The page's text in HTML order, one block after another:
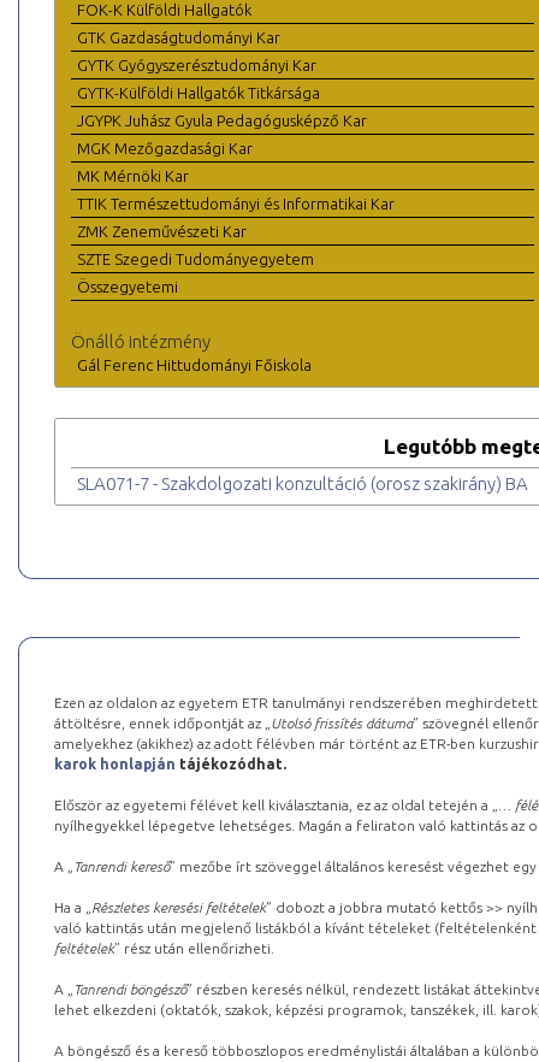
FOK-K Külföldi Hallgatók
GTK Gazdaságtudományi Kar
GYTK Gyógyszerésztudományi Kar
GYTK-Külföldi Hallgatók Titkársága
JGYPK Juhász Gyula Pedagógusképző Kar
MGK Mezőgazdasági Kar
MK Mérnöki Kar
TTIK Természettudományi és Informatikai Kar
ZMK Zeneművészeti Kar
SZTE Szegedi Tudományegyetem
Összegyetemi
Önálló intézmény
Gál Ferenc Hittudományi Főiskola
Legutóbb
SLA071-7 - Szakdolgozati konzultáció (orosz szakirány) BA
Ezen az oldalon az egyetem ETR tanulmányi rendszerében
áttöltésre, ennek időpontját az „ Utolsó frissítés dátuma” szövegnél
amelyekhez (akikhez) az adott félévben már történt az ETR-ben
karok honlapján tájékozódhat.
Először az egyetemi félévet kell kiválasztania, ez az oldal tetején a „
…
nyílhegyekkel lépegetve lehetséges. Magán a feliraton való kattintás az
A „ Tanrendi kereső” mezőbe írt szöveggel általános keresést végezhet
Ha a „ Részletes keresési feltételek” dobozt a jobbra mutató kettős >>
való kattintás után megjelenő listákból a kívánt tételeket (feltételenként
feltételek” rész után ellenőrizheti.
A „ Tanrendi böngésző” részben keresés nélkül, rendezett listákat
lehet elkezdeni (oktatók, szakok, képzési programok, tanszékek, ill.
A böngésző és a kereső többoszlopos eredménylistái általában a